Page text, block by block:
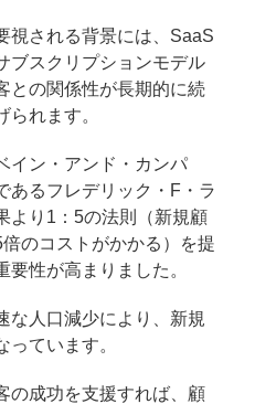
視される背景には、SaaS
ブスクリプションモデル
との関係性が長期的に続
られます。
イン・アンド・カンパ
あるフレデリック・F・ラ
より1：5の法則（新規顧
のコストがかかる）を提
性が高まりました。
な人口減少により、新規
ています。
の成功を支援すれば、顧